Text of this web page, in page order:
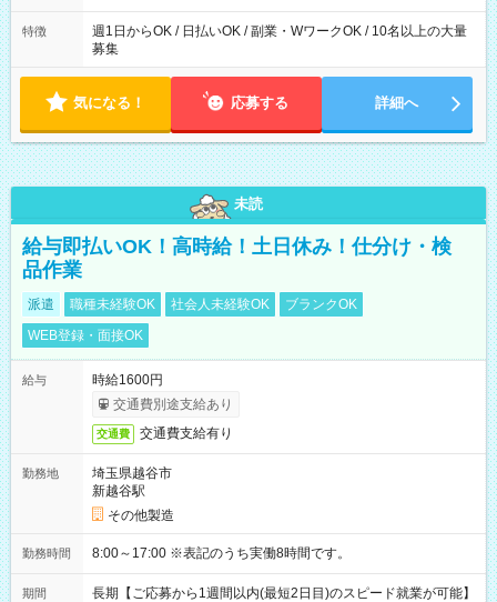
特徴
週1日からOK / 日払いOK / 副業・WワークOK / 10名以上の大量
募集
気になる！ 応募する 詳細へ
未読
給与即払いOK！高時給！土日休み！仕分け・検
品作業
派遣 職種未経験OK 社会人未経験OK
ブランクOK
WEB登録・面接OK
給与
時給1600円
交通費別途支給あり
交通費 交通費支給有り
勤務地
埼玉県越谷市
新越谷駅
その他製造
勤務時間 8:00～17:00 ※表記のうち実働8時間です。
期間
長期【ご応募から1週間以内(最短2日目)のスピード就業が可能】